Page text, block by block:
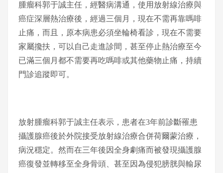
腫瘤科郭于誠主任，經醫病溝通，使用放射線治療與
癌症深層熱治療後，經過三個月，現在不需再靠嗎啡
止痛，而且，原本病患必須坐輪椅看診，現在不需要
家屬攙扶，可以自己走進診間，甚至停止熱治療至今
已滿三個月都不需要再吃嗎啡或其他藥物止痛，持續
門診追蹤即可。
放射腫瘤科郭于誠主任表示，患者在3年前診斷罹患
攝護腺癌後於外院接受放射線治療合併荷爾蒙治療，
病況穩定。然而在三年後因全身劇痛而被發現攝護腺
癌復發並轉移至全身骨頭、甚至因為侵犯膀胱與輸尿